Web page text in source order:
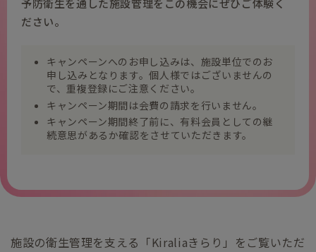
予防衛生を通した施設管理をこの機会にぜひご体験く
ださい。
キャンペーンへのお申し込みは、施設単位でのお
申し込みとなります。個人様ではございませんの
で、重複登録にご注意ください。
キャンペーン期間は会費の請求を行いません。
キャンペーン期間終了前に、有料会員としての継
続意思があるか確認をさせていただきます。
施設の衛生管理を支える「Kiraliaきらり」をご覧いただ